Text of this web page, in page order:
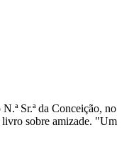
Sr.ª da Conceição, no
sobre amizade. "Um